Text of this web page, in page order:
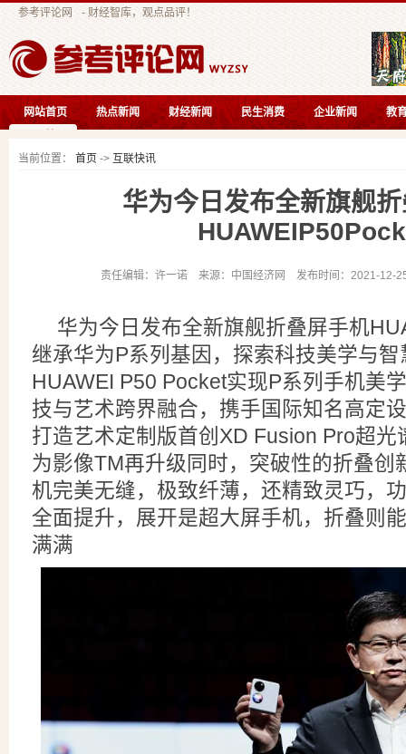
参考评论网 - 财经智库，观点品评！
网站首页 热点新闻 财经新闻 民生消费 企业新闻
教
当前位置：
首页 -> 互联快讯
华为今日发布全新旗舰
责任编辑：许一诺 来源：中国经济网 发布时间：2021-
华为今日发布全新旗舰折叠屏手机
继承华为P系列基因，探索科技美学与
HUAWEI P50 Pocket实现P系列手机美
技与艺术跨界融合，携手国际知名高定
打造艺术定制版首创XD Fusion Pro超光
为影像TM再升级同时，突破性的折叠创
机完美无缝，极致纤薄，还精致灵巧，
全面提升，展开是超大屏手机，折叠则
满满